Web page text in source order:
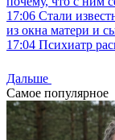
17:06 Стали
из окна матери и
17:04 Психиатр
Дальше
Самое популярное